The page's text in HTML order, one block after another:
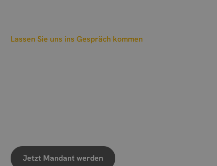
Lassen Sie uns ins Gespräch kommen
Jetzt Mandant werden